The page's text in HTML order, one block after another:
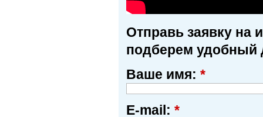
Отправь заявку на
подберем удобный
Ваше имя: *
E-mail: *